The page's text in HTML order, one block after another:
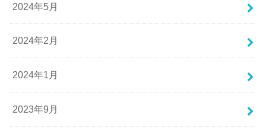
2024年5月
2024年2月
2024年1月
2023年9月